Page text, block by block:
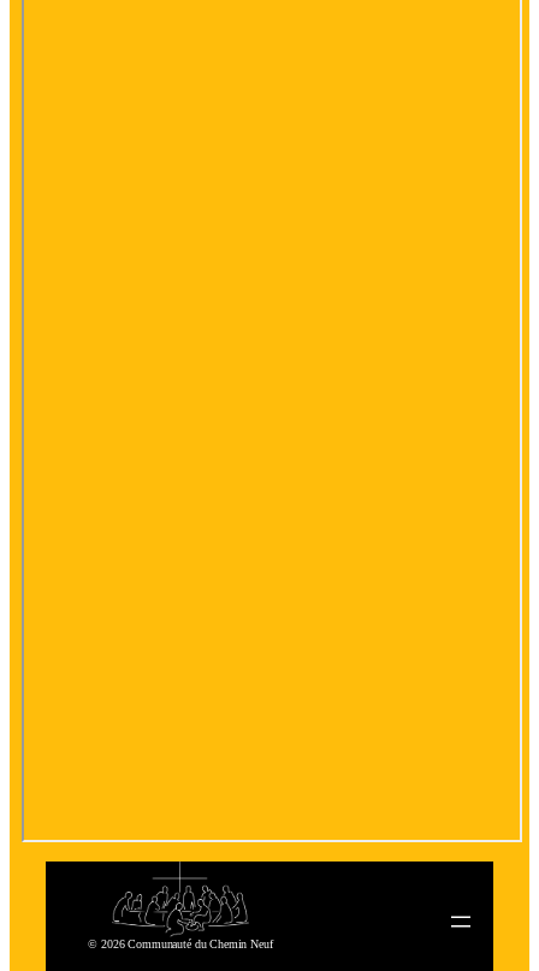
© 2026 Communauté du Chemin Neuf